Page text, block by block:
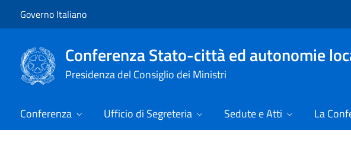
Governo Italiano
Conferenza Stato-città ed autonomie
Presidenza del Consiglio dei Ministri
Conferenza Ufficio di Segreteria Sedute e Atti La